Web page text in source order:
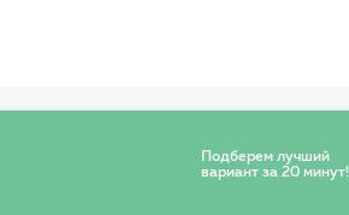
Подберем лучший
вариант за 20 минут!